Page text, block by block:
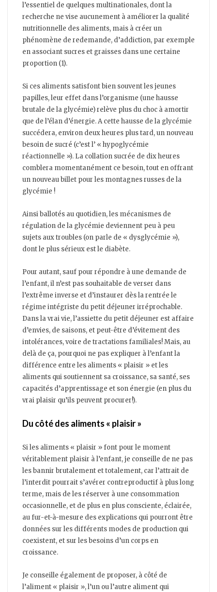
l’essentiel de quelques multinationales, dont la
recherche ne vise aucunement à améliorer la qualité
nutritionnelle des aliments, mais à créer un
phénomène de redemande, d’addiction, par exemple
en associant sucres et graisses dans une certaine
proportion (1).
Si ces aliments satisfont bien souvent les jeunes
papilles, leur effet dans l’organisme (une hausse
brutale de la glycémie) relève plus du choc à amortir
que de l’élan d’énergie. A cette hausse de la glycémie
succédera, environ deux heures plus tard, un nouveau
besoin de sucré (c’est l’ « hypoglycémie
réactionnelle »). La collation sucrée de dix heures
comblera momentanément ce besoin, tout en offrant
un nouveau billet pour les montagnes russes de la
glycémie !
Ainsi ballotés au quotidien, les mécanismes de
régulation de la glycémie deviennent peu à peu
sujets aux troubles (on parle de « dysglycémie »),
dont le plus sérieux est le diabète.
Pour autant, sauf pour répondre à une demande de
l’enfant, il n’est pas souhaitable de verser dans
l’extrême inverse et d’instaurer dès la rentrée le
régime intégriste du petit déjeuner irréprochable.
Dans la vrai vie, l’assiette du petit déjeuner est affaire
d’envies, de saisons, et peut-être d’évitement des
intolérances, voire de tractations familiales! Mais, au
delà de ça, pourquoi ne pas expliquer à l’enfant la
différence entre les aliments « plaisir » et les
aliments qui soutiennent sa croissance, sa santé, ses
capacités d’apprentissage et son énergie (en plus du
vrai plaisir qu’ils peuvent procurer!).
Du côté des aliments « plaisir »
Si les aliments « plaisir » font pour le moment
véritablement plaisir à l’enfant, je conseille de ne pas
les bannir brutalement et totalement, car l’attrait de
l’interdit pourrait s’avérer contreproductif à plus long
terme, mais de les réserver à une consommation
occasionnelle, et de plus en plus consciente, éclairée,
au fur-et-à-mesure des explications qui pourront être
données sur les différents modes de production qui
coexistent, et sur les besoins d’un corps en
croissance.
Je conseille également de proposer, à côté de
l’aliment « plaisir », l’un ou l’autre aliment qui